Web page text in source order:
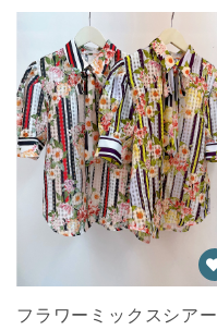
フラワーミックスシアー